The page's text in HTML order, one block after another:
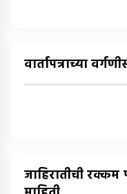
वार्तापत्राच्या
जाहिरातीची